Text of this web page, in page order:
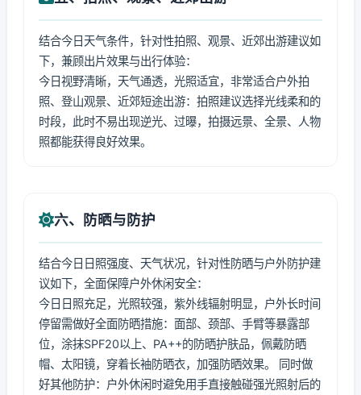
结合今日天气条件，针对性拍照、观景、近郊出游建议如
下，兼顾出片效果与出行体验：
今日视野清晰，天气通透，光照适宜，非常适合户外拍
照、登山观景、近郊短途出游：拍照建议选择光线柔和的
时段，此时不易出现逆光、过曝，拍摄远景、全景、人物
照都能获得良好效果。
六、防晒与防护
结合今日日照强度、天气状况，针对性防晒与户外防护建
议如下，全面保障户外休闲安全：
今日日照充足，光照较强，紫外线辐射明显，户外长时间
停留需做好全面防晒措施：面部、颈部、手臂等暴露部
位，涂抹SPF20以上、PA++的防晒护肤品，佩戴防晒
帽、太阳镜，穿着长袖防晒衣，加强防晒效果。 同时做
好其他防护：户外休闲时避免用手直接触碰强光照射后的